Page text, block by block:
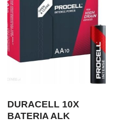
DURACELL 10X
BATERIA ALK